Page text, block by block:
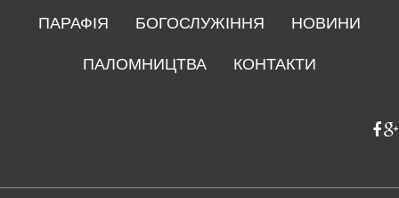
ПАРАФІЯ БОГОСЛУЖІННЯ
НОВИНИ
ПАЛОМНИЦТВА
КОНТАКТИ